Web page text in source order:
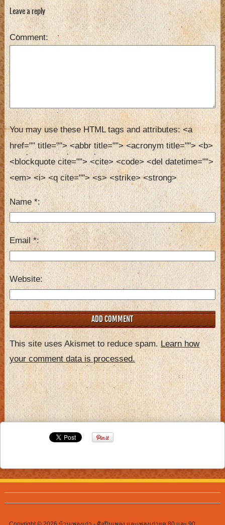
เหมือน บริ
ทนีย์
Leave a reply
Comment
You may use these HTML tags and attributes:<a
href="" title=""> <abbr title=""> <acronym title=""> <b>
<blockquote cite=""> <cite> <code> <del datetime="">
<em> <i> <q cite=""> <s> <strike> <strong>
Name*
Email*
Website
This site uses Akismet to reduce spam.Learn how
your comment data is processed.